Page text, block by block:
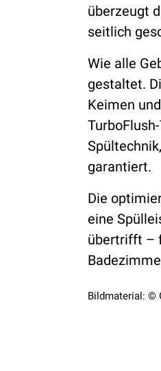
überzeugt
seitlich
Wie alle
gestaltet.
Keimen
garantiert.
Die
eine
übertrifft –
Bildmaterial: ©